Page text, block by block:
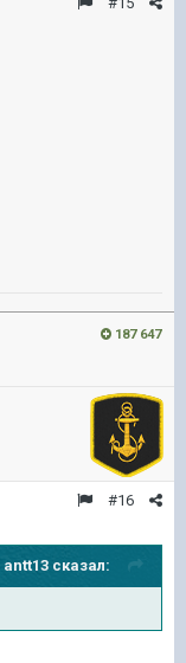
187 647
#16
antt13 сказал: